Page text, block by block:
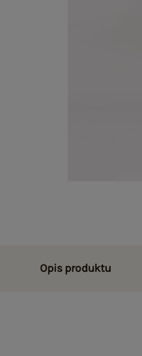
Opis produktu